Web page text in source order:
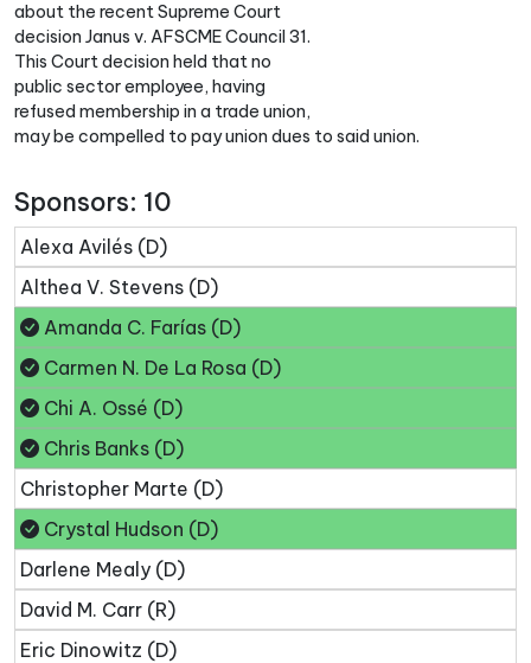
about the recent Supreme Court
decision Janus v. AFSCME Council 31.
This Court decision held that no
public sector employee, having
refused membership in a trade union,
may be compelled to pay union dues to said union.
Sponsors: 10
Alexa Avilés (D)
Althea V. Stevens (D)
Amanda C. Farías (D)
Carmen N. De La Rosa (D)
Chi A. Ossé (D)
Chris Banks (D)
Christopher Marte (D)
Crystal Hudson (D)
Darlene Mealy (D)
David M. Carr (R)
Eric Dinowitz (D)